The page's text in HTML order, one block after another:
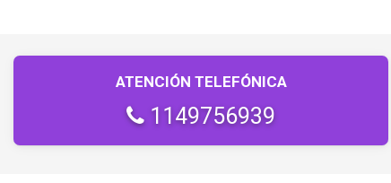
ATENCIÓN TELEFÓNICA
1149756939